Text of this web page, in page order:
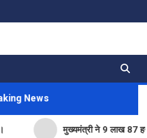
News
मुख्यमंत्री ने 9 लाख 87 हजार17